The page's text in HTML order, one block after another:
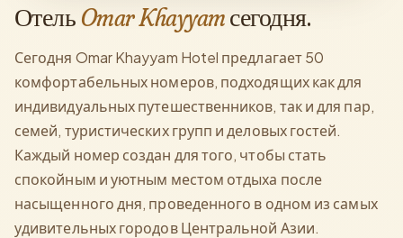
Отель Omar Khayyamсегодня.
Сегодня Omar Khayyam Hotel предлагает 50
комфортабельных номеров, подходящих как для
индивидуальных путешественников, так и для пар,
семей, туристических групп и деловых гостей.
Каждый номер создан для того, чтобы стать
спокойным и уютным местом отдыха после
насыщенного дня, проведенного в одном из самых
удивительных городов Центральной Азии.